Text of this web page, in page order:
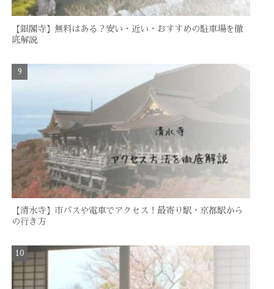
【銀閣寺】無料はある？安い・近い・おすすめの駐車場を徹
底解説
【清水寺】市バスや電車でアクセス！最寄り駅・京都駅から
の行き方